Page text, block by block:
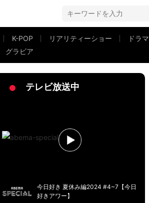
K-POP リアリティーショー
ドラマ
グラビア
ず…」別れの場での“理不尽な言い訳”に混乱
テレビ放送中
今日好き 夏休み編2024 #4~7【今日
好きアワー】